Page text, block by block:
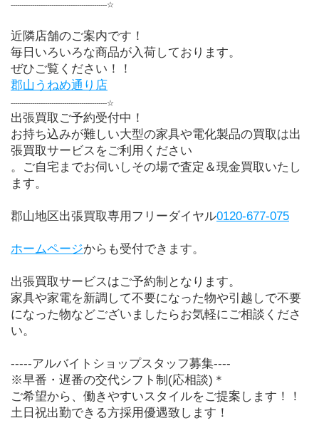
---------------------------------------------☆
近隣店舗のご案内です！
毎日いろいろな商品が入荷しております。
ぜひご覧ください！！
郡山 うねめ通り店
---------------------------------------------☆
出張買取ご予約受付中！
お持ち込みが難しい大型の家具や電化製品の買取は出
張買取サービスをご利用ください
。ご自宅までお伺いしその場で査定＆現金買取いたし
ます。
郡山地区出張買取専用フリーダイヤル0120-677-075
ホームページからも受付できます。
出張買取サービスはご予約制となります。
家具や家電を新調して不要になった物や引越しで不要
になった物などございましたらお気軽にご相談くださ
い。
-----アルバイトショップスタッフ募集----
※早番・遅番の交代シフト制(応相談)＊
ご希望から、働きやすいスタイルをご提案します！！
土日祝出勤できる方採用優遇致します！